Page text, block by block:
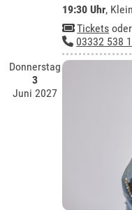
19:30 Uhr,
Tickets
03332 538
Donnerstag
3
Juni 2027